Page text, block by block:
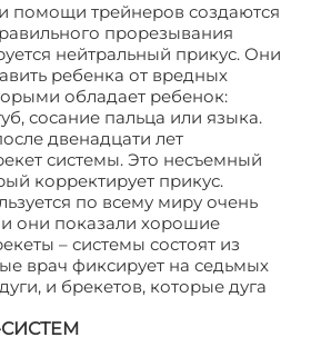
помощи трейнеров создаются
прорезывания
нейтральный прикус. Они
ребенка от вредных
обладает ребенок:
сосание пальца или языка.
двенадцати лет
системы. Это несъемный
корректирует прикус.
по всему миру очень
они показали хорошие
– системы состоят из
врач фиксирует на седьмых
и брекетов, которые дуга